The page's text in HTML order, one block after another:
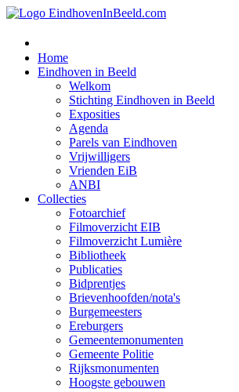
Home
Eindhoven in Beeld
Welkom
Stichting Eindhoven in Beeld
Exposities
Agenda
Parels van Eindhoven
Vrijwilligers
Vrienden EiB
ANBI
Collecties
Fotoarchief
Filmoverzicht EIB
Filmoverzicht Lumière
Bibliotheek
Publicaties
Bidprentjes
Brievenhoofden/nota's
Burgemeesters
Ereburgers
Gemeentemonumenten
Gemeente Politie
Rijksmonumenten
Hoogste gebouwen